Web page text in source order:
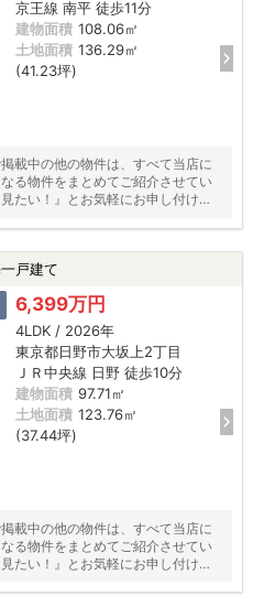
京王線 南平 徒歩11分
建物面積 108.06㎡
土地面積 136.29㎡
(41.23坪)
載中の他の物件は、すべて当店に
る物件をまとめてご紹介させてい
たい！』とお気軽にお申し付けく
戸建て
6,399万円
4LDK / 2026年
東京都日野市大坂上2丁目
ＪＲ中央線 日野 徒歩10分
建物面積 97.71㎡
土地面積 123.76㎡
(37.44坪)
載中の他の物件は、すべて当店に
る物件をまとめてご紹介させてい
たい！』とお気軽にお申し付けく